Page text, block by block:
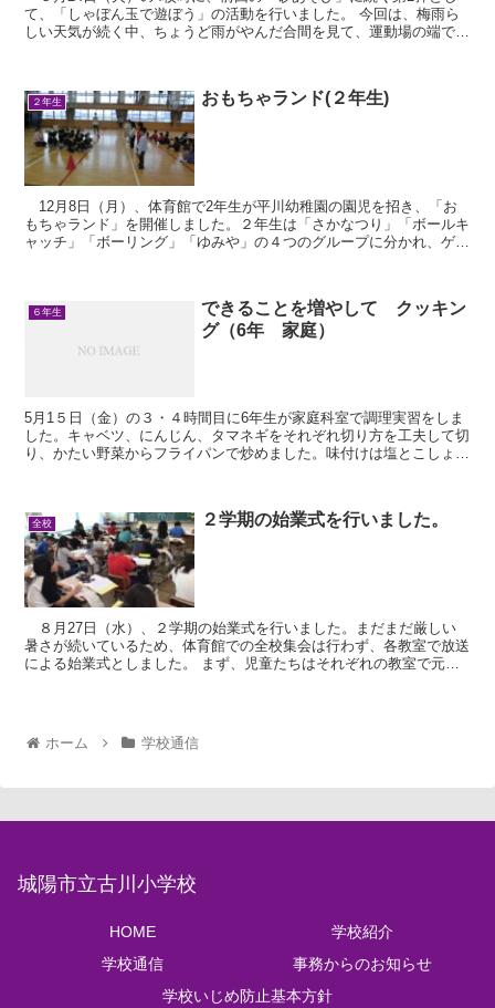
て、「しゃぼん玉で遊ぼう」の活動を行いました。 今回は、梅雨ら
しい天気が続く中、ちょうど雨がやんだ合間を見て、運動場の端で実
２年生 おもちゃランド(２年生)
12月8日（月）、体育館で2年生が平川幼稚園の園児を招き、「お
もちゃランド」を開催しました。２年生は「さかなつり」「ボールキ
ャッチ」「ボーリング」「ゆみや」の４つのグループに分かれ、ゲー
６年生
できることを増やして クッキン
グ（6年 家庭）
5月1５日（金）の３・４時間目に6年生が家庭科室で調理実習をしま
した。キャベツ、にんじん、タマネギをそれぞれ切り方を工夫して切
り、かたい野菜からフライパンで炒めました。味付けは塩とこしょう
全校 ２学期の始業式を行いました。
８月27日（水）、２学期の始業式を行いました。まだまだ厳しい
暑さが続いているため、体育館での全校集会は行わず、各教室で放送
による始業式としました。 まず、児童たちはそれぞれの教室で元気
ホーム 学校通信
城陽市立古川小学校
HOME
学校紹介
学校通信
事務からのお知らせ
学校いじめ防止基本方針